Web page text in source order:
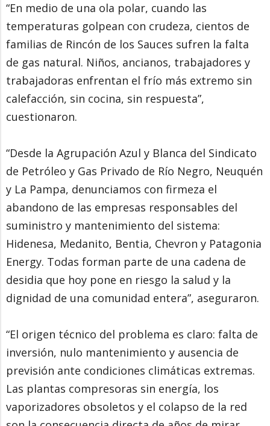
“En medio de una ola polar, cuando las
temperaturas golpean con crudeza, cientos de
familias de Rincón de los Sauces sufren la falta
de gas natural. Niños, ancianos, trabajadores y
trabajadoras enfrentan el frío más extremo sin
calefacción, sin cocina, sin respuesta”,
cuestionaron.
“Desde la Agrupación Azul y Blanca del Sindicato
de Petróleo y Gas Privado de Río Negro, Neuquén
y La Pampa, denunciamos con firmeza el
abandono de las empresas responsables del
suministro y mantenimiento del sistema:
Hidenesa, Medanito, Bentia, Chevron y Patagonia
Energy. Todas forman parte de una cadena de
desidia que hoy pone en riesgo la salud y la
dignidad de una comunidad entera”, aseguraron.
“El origen técnico del problema es claro: falta de
inversión, nulo mantenimiento y ausencia de
previsión ante condiciones climáticas extremas.
Las plantas compresoras sin energía, los
vaporizadores obsoletos y el colapso de la red